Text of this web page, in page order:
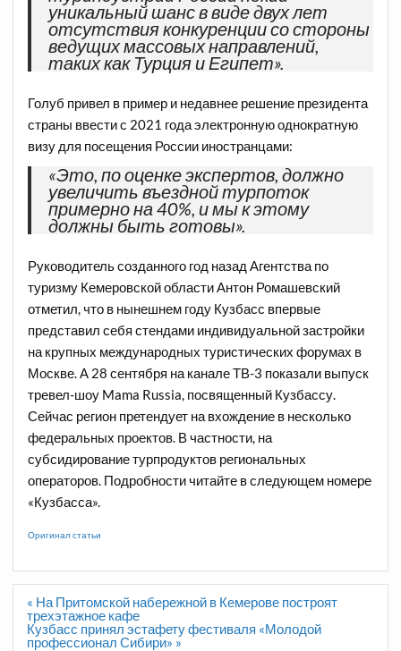
уникальный шанс в виде двух лет
отсутствия конкуренции со стороны
ведущих массовых направлений,
таких как Турция и Египет».
Голуб привел в пример и недавнее решение президента
страны ввести с 2021 года электронную однократную
визу для посещения России иностранцами:
«Это, по оценке экспертов, должно
увеличить въездной турпоток
примерно на 40%, и мы к этому
должны быть готовы».
Руководитель созданного год назад Агентства по
туризму Кемеровской области Антон Ромашевский
отметил, что в нынешнем году Кузбасс впервые
представил себя стендами индивидуальной застройки
на крупных международных туристических форумах в
Москве. А 28 сентября на канале ТВ-3 показали выпуск
тревел-шоу Mama Russia, посвященный Кузбассу.
Сейчас регион претендует на вхождение в несколько
федеральных проектов. В частности, на
субсидирование турпродуктов региональных
операторов. Подробности читайте в следующем номере
«Кузбасса».
Оригинал статьи
Навигация
по
записям
« На Притомской набережной в Кемерове построят
трехэтажное кафе
Кузбасс принял эстафету фестиваля «Молодой
профессионал Сибири» »